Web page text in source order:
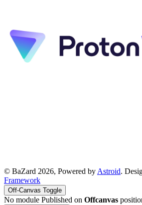
© BaZard 2026, Powered by Astroid.
Framework
Off-Canvas Toggle
No module Published on Offcanvas